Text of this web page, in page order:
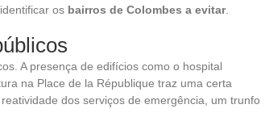
os bairros de Colombes a evitar.
A presença de edifícios como o hospital
na Place de la République traz uma certa
dos serviços de emergência, um trunfo